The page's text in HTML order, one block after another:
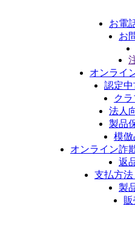
お電
お
オンライ
認定
ク
法人
製品
模倣
オンライン詐
返
支払方
製